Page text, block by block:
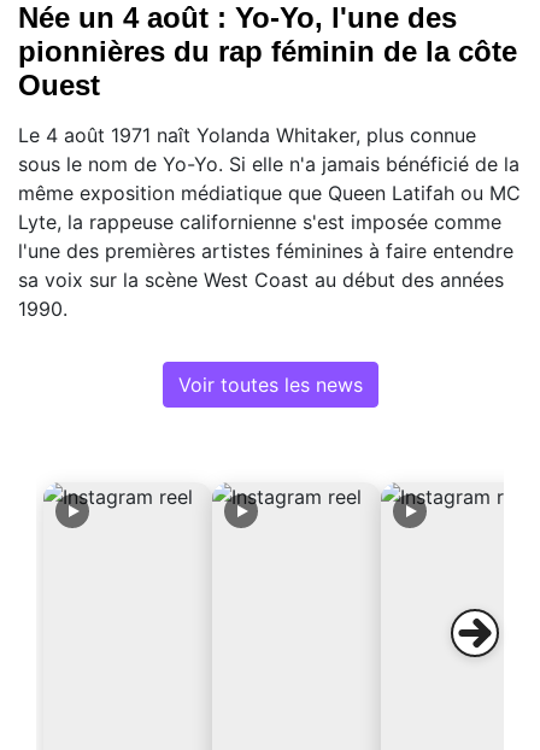
Née un 4 août : Yo-Yo, l'une des
pionnières du rap féminin de la côte
Ouest
Le 4 août 1971 naît Yolanda Whitaker, plus connue
sous le nom de Yo-Yo. Si elle n'a jamais bénéficié de la
même exposition médiatique que Queen Latifah ou MC
Lyte, la rappeuse californienne s'est imposée comme
l'une des premières artistes féminines à faire entendre
sa voix sur la scène West Coast au début des années
1990.
Voir toutes les news